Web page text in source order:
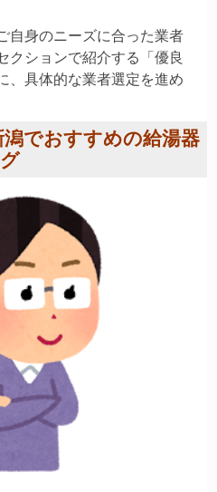
自身のニーズに合った業者
クションで紹介する「優良
、具体的な業者選定を進め
でおすすめの給湯器